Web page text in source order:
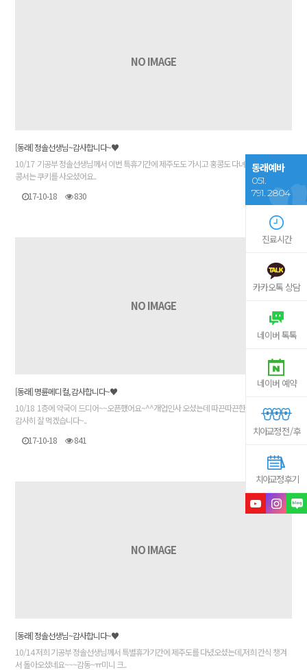
NO IMAGE
[동래] 정솔선생님~감사합니다~♥
10/17 기공부 정솔선생님께서 이번 특휴기간에 제주도도 가시고 홍콩도 다녀오셨는데요.홍
콩서는 쿠키를 사오셨어요..
17-10-18
830
NO IMAGE
[동래] 명륜메디컬, 감사합니다~♥
10/18 1층에 약국이 드디어~~오픈했어요~^^개업인사 오셨는데 따끈따끈한 떡주셨어요~~
감사히 잘 먹겠습니다~..
17-10-18
841
NO IMAGE
[동래] 정솔선생님~감사합니다~♥
10/14 저희 기공부 정솔선생님께서 특별휴가기간에 제주도를 다녔오셨는데,저희 간식 챙겨
서 돌아오셨네요~~~감동~ㅠ미니 크..
동래예바
051.
791. 2804
진료시간
카카오톡 상담
네이버 톡톡
네이버 예약
치아교정 전 / 후
치아교정 후기